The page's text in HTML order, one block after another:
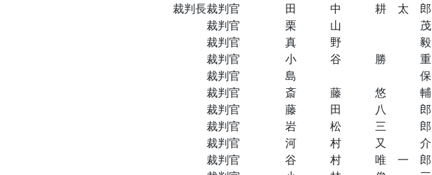
裁判長裁判官 田 中 耕 太 郎
裁判官 栗 山 茂
裁判官 真 野 毅
裁判官 小 谷 勝 重
裁判官 島 保
裁判官 斎 藤 悠 輔
裁判官 藤 田 八 郎
裁判官 岩 松 三 郎
裁判官 河 村 又 介
裁判官 谷 村 唯 一 郎